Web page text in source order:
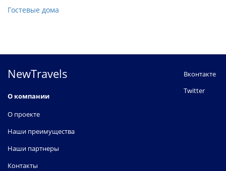
Гостевые дома
NewTravels
О компании
О проекте
Наши преимущества
Наши партнеры
Контакты
Вконтакте
Twitter